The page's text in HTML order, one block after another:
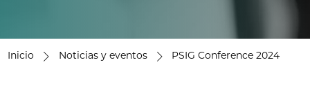
Inicio Noticias y eventos PSIG Conference 2024